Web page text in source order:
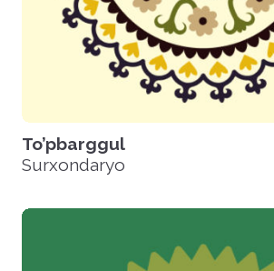
To’pbarggul
Surxondaryo